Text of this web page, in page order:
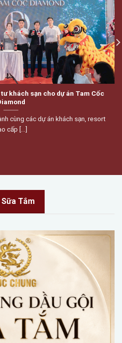
khách sạn cho dự án Tam Cốc
cùng các dự án khách sạn, resort
cấp [...]
Sữa Tắm